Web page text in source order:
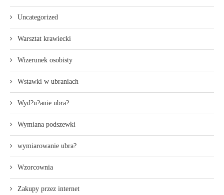
Uncategorized
Warsztat krawiecki
Wizerunek osobisty
Wstawki w ubraniach
Wyd?u?anie ubra?
Wymiana podszewki
wymiarowanie ubra?
Wzorcownia
Zakupy przez internet